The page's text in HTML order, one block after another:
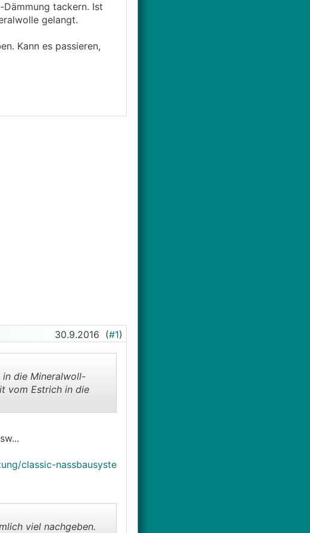
tackern. Ist
gelangt.
Kann es passieren,
30.9.2016 (#1)
in die Mineralwoll-
vom Estrich in die
classic-nassbausyste
viel nachgeben.